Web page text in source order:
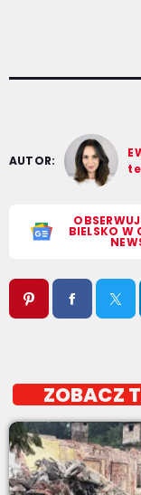
AUTOR:
BIELSKO W
ZOBACZ